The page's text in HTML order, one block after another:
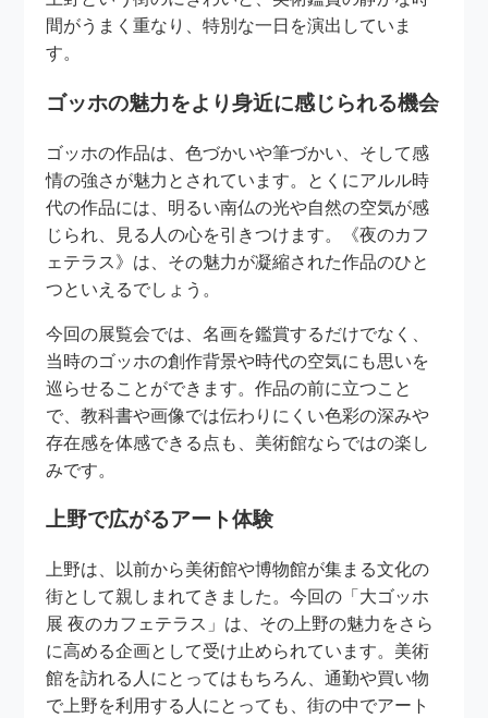
間がうまく重なり、特別な一日を演出していま
す。
ゴッホの魅力をより身近に感じられる機会
ゴッホの作品は、色づかいや筆づかい、そして感
情の強さが魅力とされています。とくにアルル時
代の作品には、明るい南仏の光や自然の空気が感
じられ、見る人の心を引きつけます。《夜のカフ
ェテラス》は、その魅力が凝縮された作品のひと
つといえるでしょう。
今回の展覧会では、名画を鑑賞するだけでなく、
当時のゴッホの創作背景や時代の空気にも思いを
巡らせることができます。作品の前に立つこと
で、教科書や画像では伝わりにくい色彩の深みや
存在感を体感できる点も、美術館ならではの楽し
みです。
上野で広がるアート体験
上野は、以前から美術館や博物館が集まる文化の
街として親しまれてきました。今回の「大ゴッホ
展 夜のカフェテラス」は、その上野の魅力をさら
に高める企画として受け止められています。美術
館を訪れる人にとってはもちろん、通勤や買い物
で上野を利用する人にとっても、街の中でアート